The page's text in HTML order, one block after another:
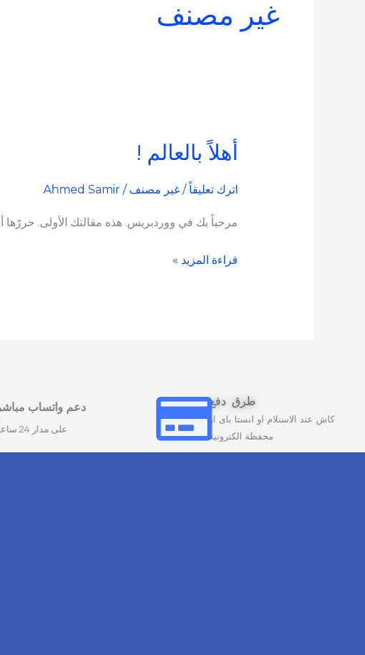
غير مصنف
أهلاً بالعالم !
اترك تعليقاً / غير مصنف /
Ahmed Samir
مرحباً بك في ووردبريس. هذه مقالتك الأولى. حررّها أو
أهلاً
قراءة المزيد »
طرق دفع
كاش عند الاستلام او انستا باى او
محفظة الكترونية
دعم واتساب مباشر
على مدار 24 ساعة